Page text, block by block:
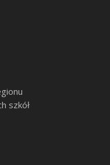
szkół